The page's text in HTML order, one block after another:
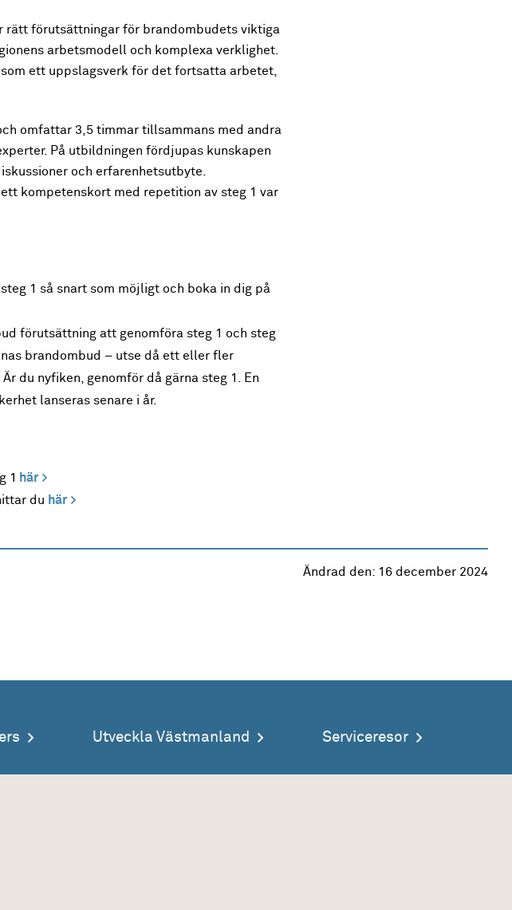
rätt förutsättningar för brandombudets viktiga
arbetsmodell och komplexa verklighet.
ett uppslagsverk för det fortsatta arbetet,
omfattar 3,5 timmar tillsammans med andra
På utbildningen fördjupas kunskapen
och erfarenhetsutbyte.
kompetenskort med repetition av steg 1 var
1 så snart som möjligt och boka in dig på
förutsättning att genomföra steg 1 och steg
brandombud – utse då ett eller fler
du nyfiken, genomför då gärna steg 1. En
lanseras senare i år.
1
här
du här
Ändrad den: 16 december 2024
Utveckla Västmanland Serviceresor